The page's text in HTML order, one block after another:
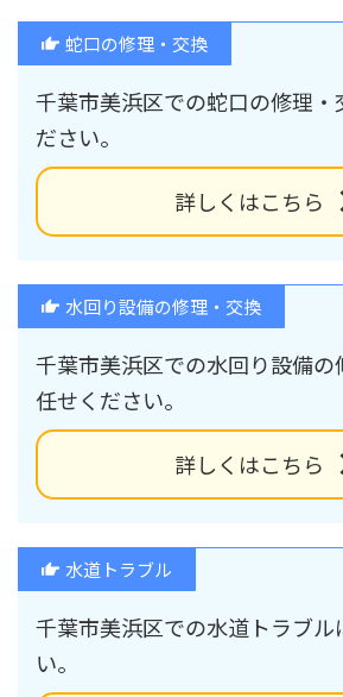
蛇口の修理・交換
千葉市美浜区での蛇口の修理・
ださい。
詳しくはこちら
水回り設備の修理・交換
千葉市美浜区での水回り設備の
任せください。
詳しくはこちら
水道トラブル
千葉市美浜区での水道トラブル
い。